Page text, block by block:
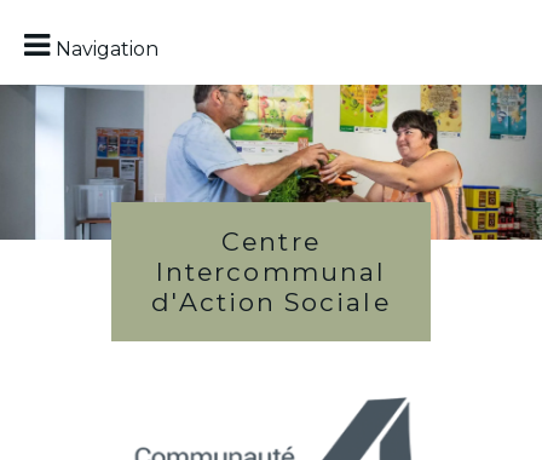
Navigation
Centre
Intercommunal
d'Action Sociale